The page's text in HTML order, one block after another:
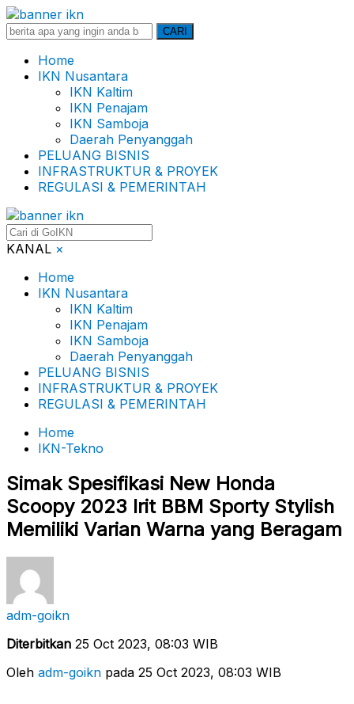
Search
CARI
Home
IKN Nusantara
IKN Kaltim
IKN Penajam
IKN Samboja
Daerah Penyanggah
PELUANG BISNIS
INFRASTRUKTUR & PROYEK
REGULASI & PEMERINTAH
KANAL ×
Home
IKN Nusantara
IKN Kaltim
IKN Penajam
IKN Samboja
Daerah Penyanggah
PELUANG BISNIS
INFRASTRUKTUR & PROYEK
REGULASI & PEMERINTAH
Home
IKN-Tekno
Simak Spesifikasi New Honda
Scoopy 2023 Irit BBM Sporty Stylish
Memiliki Varian Warna yang Beragam
adm-goikn
Diterbitkan 25 Oct 2023, 08:03 WIB
Oleh adm-goikn pada 25 Oct 2023, 08:03 WIB